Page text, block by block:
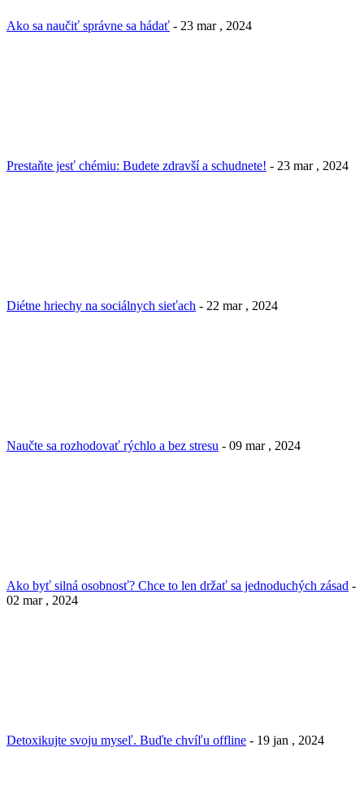
Ako sa naučiť správne sa hádať - 23 mar , 2024
Prestaňte jesť chémiu: Budete zdravší a schudnete! - 23 mar , 2024
Diétne hriechy na sociálnych sieťach - 22 mar , 2024
Naučte sa rozhodovať rýchlo a bez stresu - 09 mar , 2024
Ako byť silná osobnosť? Chce to len držať sa jednoduchých zásad -
02 mar , 2024
Detoxikujte svoju myseľ. Buďte chvíľu offline - 19 jan , 2024